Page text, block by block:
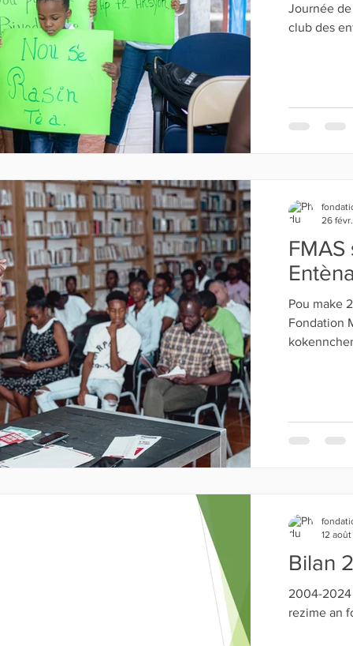
Journée
Pou make 25èm
Fondation Maurice A.
26
Bilan
2004-2024
12